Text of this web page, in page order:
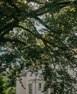
Nieuws
Eten
Drinken
Recreatief
Slapen